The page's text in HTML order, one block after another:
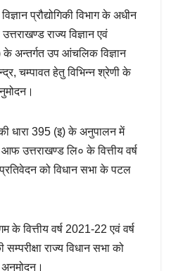
प्रौद्योगिकी विभाग के अधीन
राज्य विज्ञान एवं
के अन्तर्गत उप आंचलिक विज्ञान
चम्पावत हेतु विभिन्न श्रेणी के
धारा 395 (इ) के अनुपालन में
उत्तराखण्ड लि० के वित्तीय वर्ष
को विधान सभा के पटल
के वित्तीय वर्ष 2021-22 एवं वर्ष
राज्य विधान सभा को